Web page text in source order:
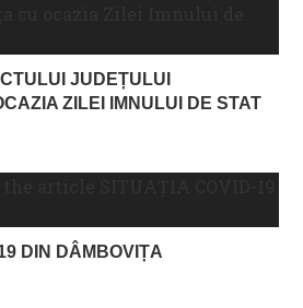
JUDEȚULUI
ZILEI IMNULUI DE STAT
DIN DÂMBOVIȚA